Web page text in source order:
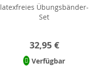
latexfreies Übungsbänder-
Set
32,95 €
Verfügbar